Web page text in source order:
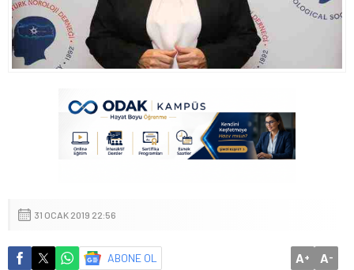
31 OCAK 2019 22:56
ABONE OL A+ A-